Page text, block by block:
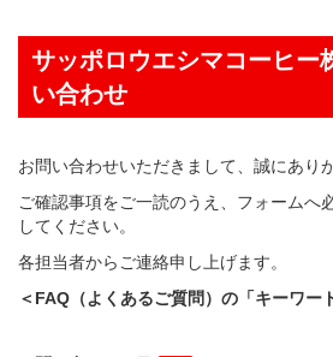
サッポロウエシマコーヒ
い合わせ
お問い合わせいただきまして、誠にあり
ご確認事項をご一読のうえ、フォームへ
してください。
各担当者からご連絡申し上げます。
＜FAQ（よくあるご質問）の「キーワー